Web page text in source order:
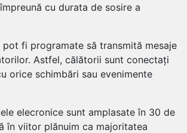
cu durata de sosire a
pot fi programate să transmită mesaje
Astfel, călătorii sunt conectați
orice schimbări sau evenimente
elecronice sunt amplasate în 30 de
în viitor plănuim ca majoritatea